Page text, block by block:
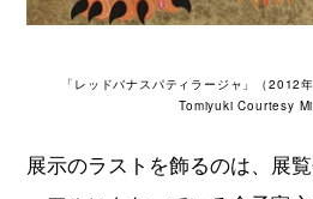
「レッドバナスパティラージャ」（
Tomiyuki Courtesy
展示のラストを飾るのは、展